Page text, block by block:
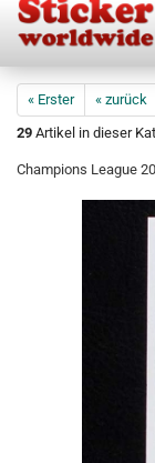
« Erster « zurück
29 Artikel in dieser
Champions League